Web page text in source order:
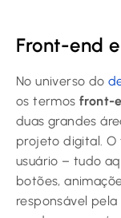
Front-end
No universo do
os termosfront-
duas grandes
projeto digital.
usuário – tudo
botões,
responsável